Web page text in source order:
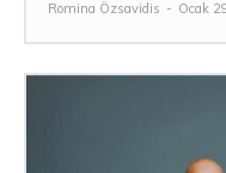
Romina Özsavidis - Ocak